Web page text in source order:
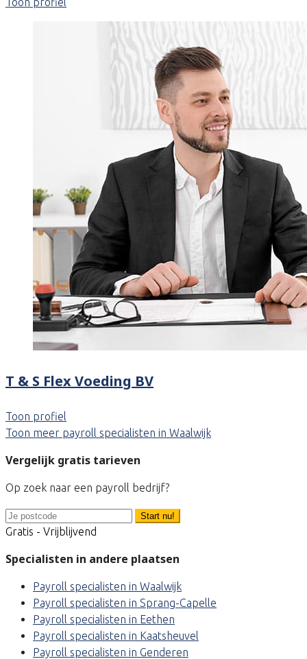
T & S Flex Voeding BV
Toon profiel
Toon meer payroll specialisten in Waalwijk
Vergelijk gratis tarieven
Op zoek naar een payroll bedrijf?
Start nu!
Gratis - Vrijblijvend
Specialisten in andere plaatsen
Payroll specialisten in Waalwijk
Payroll specialisten in Sprang-Capelle
Payroll specialisten in Eethen
Payroll specialisten in Kaatsheuvel
Payroll specialisten in Genderen